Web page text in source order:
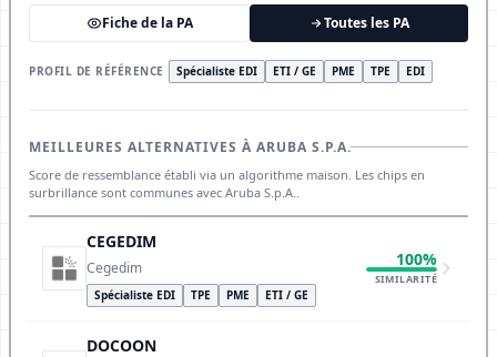
Fiche de la PA Toutes les PA
PROFIL DE RÉFÉRENCE Spécialiste EDI ETI / GE PME TPE EDI
MEILLEURES ALTERNATIVES À ARUBA S.P.A.
Score de ressemblance établi via un algorithme maison. Les chips en
surbrillance sont communes avec Aruba S.p.A..
CEGEDIM
Cegedim
Spécialiste EDI TPE PME ETI / GE
100%
SIMILARITÉ
DOCOON